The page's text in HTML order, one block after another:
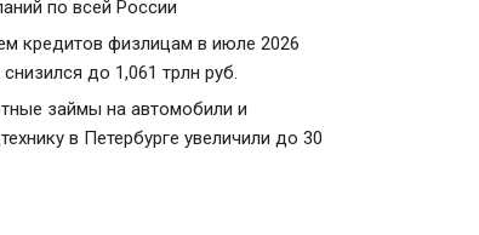
по всей России
кредитов физлицам в июле 2026
снизился до 1,061 трлн руб.
займы на автомобили и
в Петербурге увеличили до 30